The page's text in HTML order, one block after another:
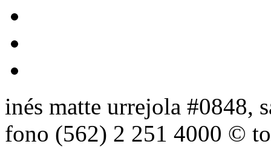
inés matte urrejola #0848,
fono (562) 2 251 4000 ©